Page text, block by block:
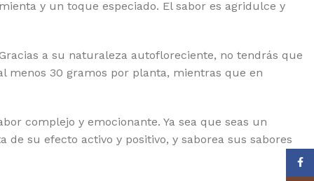
SEEDS
SATIVA SEEDS
y un toque especiado. El sabor es agridulce y
a su naturaleza autofloreciente, no tendrás que
30 gramos por planta, mientras que en
complejo y emocionante. Ya sea que seas un
su efecto activo y positivo, y saborea sus sabores